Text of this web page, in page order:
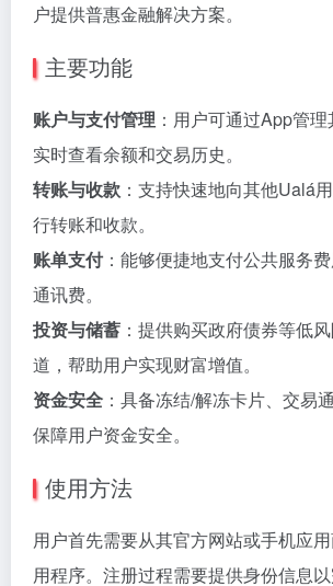
户提供普惠金融解决方案。
主要功能
账户与支付管理 ：用户可通过App管
实时查看余额和交易历史。
转账与收款 ：支持快速地向其他Ualá
行转账和收款。
账单支付：能够便捷地支付公共服务
通讯费。
投资与储蓄 ：提供购买政府债券等低
道，帮助用户实现财富增值。
资金安全 ：具备冻结/解冻卡片、交易
保障用户资金安全。
使用方法
用户首先需要从其官方网站或手机应
用程序。注册过程需要提供身份信息